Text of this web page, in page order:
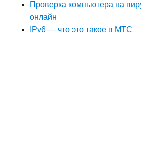
Проверка компьютера на
онлайн
IPv6 — что это такое в МТС